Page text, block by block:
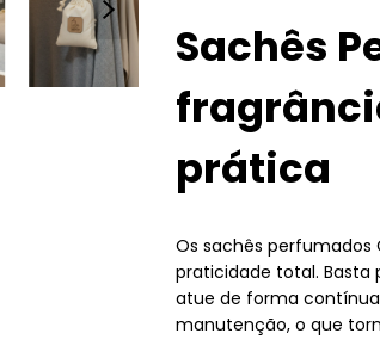
Sachês
prática
Os sachês
praticidade total. Basta
atue de forma
manutenção, o que